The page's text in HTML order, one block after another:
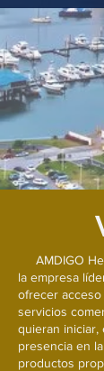
AMDIGO
la empresa
ofrecer
servicios
quieran iniciar,
presencia en
productos